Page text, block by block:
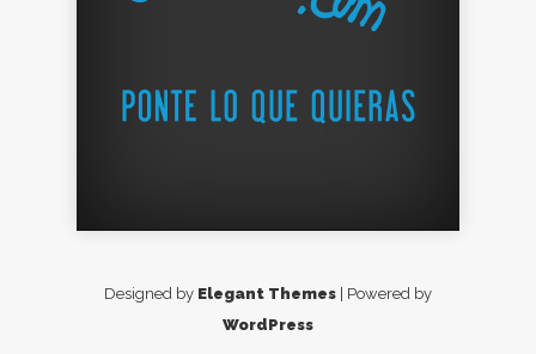
Designed by Elegant Themes | Powered by
WordPress